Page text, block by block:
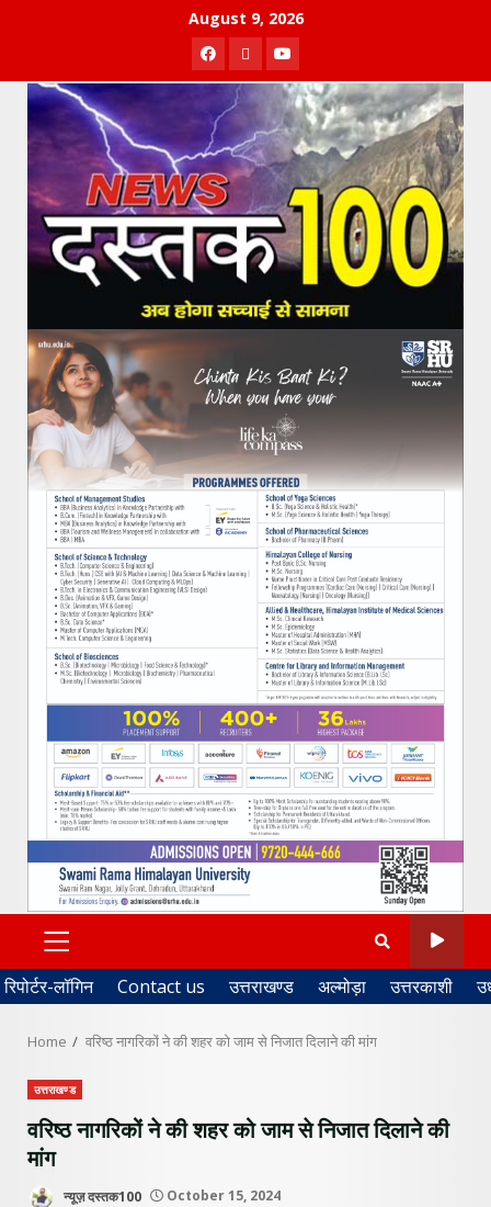
August 9, 2026
Facebook
TwitterYoutube
PRIMARY
MENU
रिपोर्टर-लॉगिन Contact us उत्तराखण्ड अल्मोड़ा उत्तरकाशी
Home वरिष्ठ नागरिकों ने की शहर को जाम से निजात दिलाने की मांग
उत्तराखण्ड
वरिष्ठ नागरिकों ने की शहर को जाम से निजात दिलाने की
मांग
न्यूज़ दस्तक100 October 15, 2024